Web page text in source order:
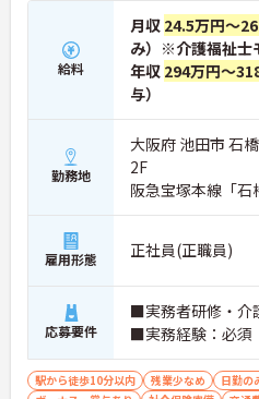
給料
月収 24.5万円～
み）※介護福祉士
年収 294万円～
与）
勤務地
大阪府 池田市 石
2F
阪急宝塚本線「
雇用形態 正社員(正職員)
応募要件
■実務者研修・介
■実務経験：必須
駅から徒歩10分以内 残業少なめ 日勤の